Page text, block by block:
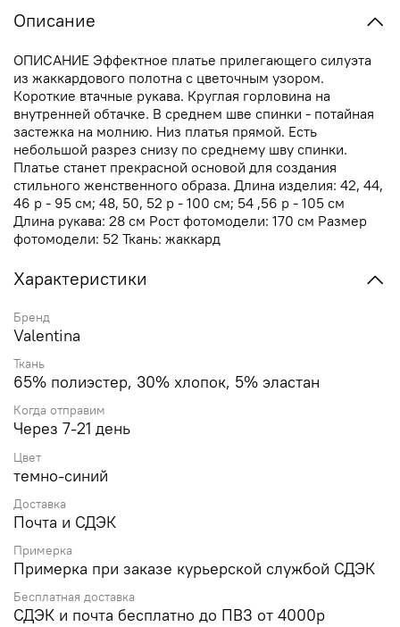
Описание
ОПИСАНИЕ Эффектное платье прилегающего силуэта
из жаккардового полотна с цветочным узором.
Короткие втачные рукава. Круглая горловина на
внутренней обтачке. В среднем шве спинки - потайная
застежка на молнию. Низ платья прямой. Есть
небольшой разрез снизу по среднему шву спинки.
Платье станет прекрасной основой для создания
стильного женственного образа. Длина изделия: 42, 44,
46 р - 95 см; 48, 50, 52 р - 100 см; 54 ,56 р - 105 см
Длина рукава: 28 см Рост фотомодели: 170 см Размер
фотомодели: 52 Ткань: жаккард
Характеристики
Бренд
Valentina
Ткань
65% полиэстер, 30% хлопок, 5% эластан
Когда отправим
Через 7-21 день
Цвет
темно-синий
Доставка
Почта и СДЭК
Примерка
Примерка при заказе курьерской службой СДЭК
Бесплатная доставка
СДЭК и почта бесплатно до ПВЗ от 4000р